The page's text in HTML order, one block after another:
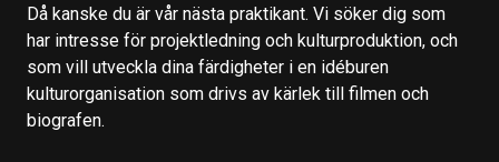
Då kanske du är vår nästa praktikant. Vi söker dig som
har intresse för projektledning och kulturproduktion, och
som vill utveckla dina färdigheter i en idéburen
kulturorganisation som drivs av kärlek till filmen och
biografen.